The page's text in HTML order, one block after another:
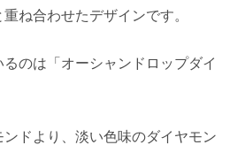
ね合わせたデザインです。
のは「オーシャンドロップダイ
ドより、淡い色味のダイヤモン